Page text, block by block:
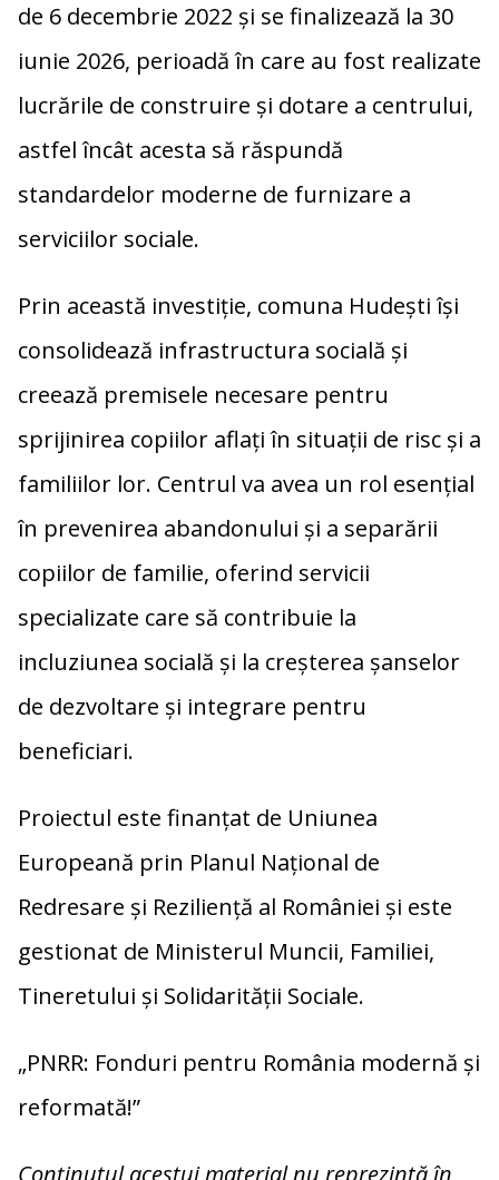
de 6 decembrie 2022 și se finalizează la 30
iunie 2026, perioadă în care au fost realizate
lucrările de construire și dotare a centrului,
astfel încât acesta să răspundă
standardelor moderne de furnizare a
serviciilor sociale.
Prin această investiție, comuna Hudești își
consolidează infrastructura socială și
creează premisele necesare pentru
sprijinirea copiilor aflați în situații de risc și a
familiilor lor. Centrul va avea un rol esențial
în prevenirea abandonului și a separării
copiilor de familie, oferind servicii
specializate care să contribuie la
incluziunea socială și la creșterea șanselor
de dezvoltare și integrare pentru
beneficiari.
Proiectul este finanțat de Uniunea
Europeană prin Planul Național de
Redresare și Reziliență al României și este
gestionat de Ministerul Muncii, Familiei,
Tineretului și Solidarității Sociale.
„PNRR: Fonduri pentru România modernă și
reformată!”
Conținutul acestui material nu reprezintă în